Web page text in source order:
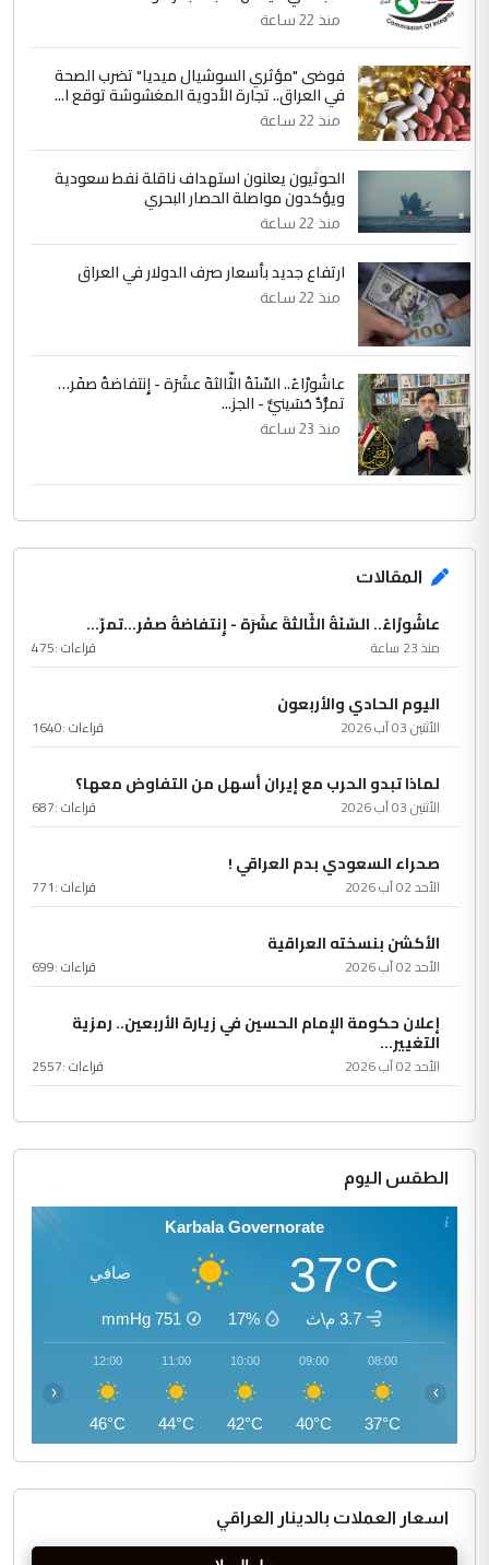
العراقي، الذي احترق بحر الصيف، في حين
حكومة الزيدي ...
الموضوع :
نواف سلام في بغداد.. "الفيول" مقابل
تصدير النفط العراقي
منذ 22 ساعة
فوضى "مؤثري السوشيال ميديا" تضرب الصحة
في العراق.. تجارة الأدوية المغشوشة توقع ا...
منذ 22 ساعة
الحوثيون يعلنون استهداف ناقلة نفط سعودية
ويؤكدون مواصلة الحصار البحري
منذ 22 ساعة
ارتفاع جديد بأسعار صرف الدولار في العراق
منذ 22 ساعة
عاشُورْاءُ.. السّنَةُ الثّالثةَ عشَرَة - إِنتفاضةُ صفَر…
تمرُّدٌ حُسَينيٌّ - الجز...
منذ 23 ساعة
المقالات
عاشُورْاءُ.. السّنَةُ الثّالثةَ عشَرَة - إِنتفاضةُ صفَر…تمرّ...
منذ 23 ساعة قراءات :475
اليوم الحادي والأربعون
الأثنين 03 آب 2026 قراءات :1640
لماذا تبدو الحرب مع إيران أسهل من التفاوض معها؟
الأثنين 03 آب 2026 قراءات :687
صحراء السعودي بدم العراقي !
الأحد 02 آب 2026 قراءات :771
الأكشن بنسخته العراقية
الأحد 02 آب 2026 قراءات :699
إعلان حكومة الإمام الحسين في زيارة الأربعين.. رمزية
التغيير...
الأحد 02 آب 2026 قراءات :2557
الطقس اليوم
Karbala Governorate
37°C صافي
3.7 م\ث 17%
751
mmHg
08:00
37°C
09:00
40°C
10:00
42°C
11:00
44°C
12:00
46°C
‹ ›
اسعار العملات بالدينار العراقي